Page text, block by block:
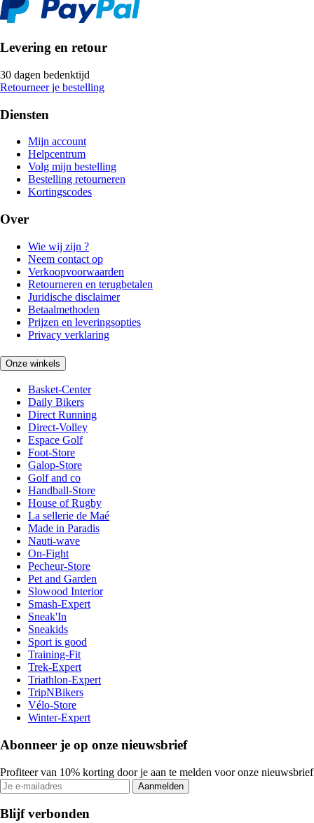
Levering en retour
30 dagen bedenktijd
Retourneer je bestelling
Diensten
Mijn account
Helpcentrum
Volg mijn bestelling
Bestelling retourneren
Kortingscodes
Over
Wie wij zijn ?
Neem contact op
Verkoopvoorwaarden
Retourneren en terugbetalen
Juridische disclaimer
Betaalmethoden
Prijzen en leveringsopties
Privacy verklaring
Onze winkels
Basket-Center
Daily Bikers
Direct Running
Direct-Volley
Espace Golf
Foot-Store
Galop-Store
Golf and co
Handball-Store
House of Rugby
La sellerie de Maé
Made in Paradis
Nauti-wave
On-Fight
Pecheur-Store
Pet and Garden
Slowood Interior
Smash-Expert
Sneak'In
Sneakids
Sport is good
Training-Fit
Trek-Expert
Triathlon-Expert
TripNBikers
Vélo-Store
Winter-Expert
Abonneer je op onze nieuwsbrief
Profiteer van 10% korting door je aan te melden voor onze nieuwsbrief
Aanmelden
Blijf verbonden